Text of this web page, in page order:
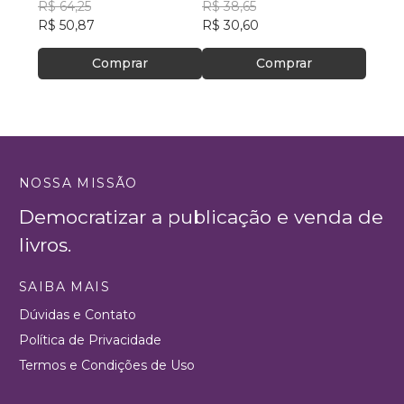
Souza
R$ 64,25
R$ 50,87
Comprar
ESPECIALIZADO DE
ASSISTÊNCIA SOCIAL–
CREAS
PETRÔNIO
R$ 38,65
R$ 30,60
Comprar
NOSSA MISSÃO
Democratizar a publicação e venda de
livros.
SAIBA MAIS
Dúvidas e Contato
Política de Privacidade
Termos e Condições de Uso